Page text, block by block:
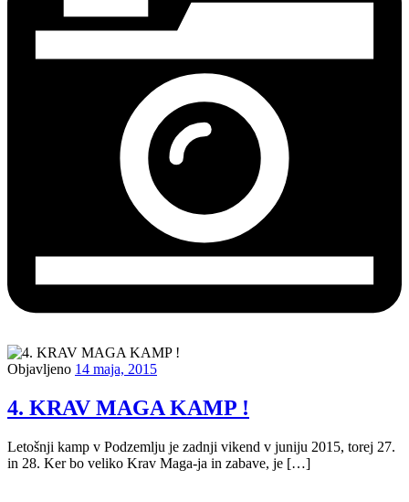
Objavljeno 14 maja, 2015
4. KRAV MAGA KAMP !
Letošnji kamp v Podzemlju je zadnji vikend v juniju 2015, torej 27.
in 28. Ker bo veliko Krav Maga-ja in zabave, je […]